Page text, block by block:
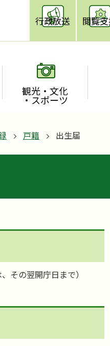
行政放送 閲覧
観光・文化
・スポーツ
戸籍 出生届
その翌開庁日まで）